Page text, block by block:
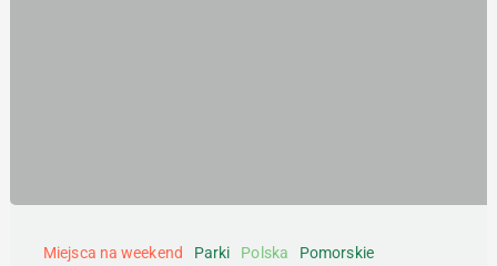
Miejsca na weekend Parki Polska Pomorskie